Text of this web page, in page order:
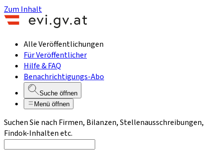
Zum Inhalt
Alle Veröffentlichungen
Für Veröffentlicher
Hilfe & FAQ
Benachrichtigungs-Abo
Suche öffnen
Menü öffnen
Suchen Sie nach Firmen, Bilanzen, Stellenausschreibungen,
Findok-Inhalten etc.